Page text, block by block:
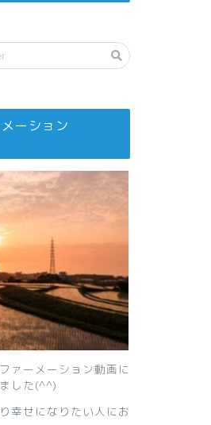
ーション
ァーメーション動画に
した(^^)
幸せになりたい人にお